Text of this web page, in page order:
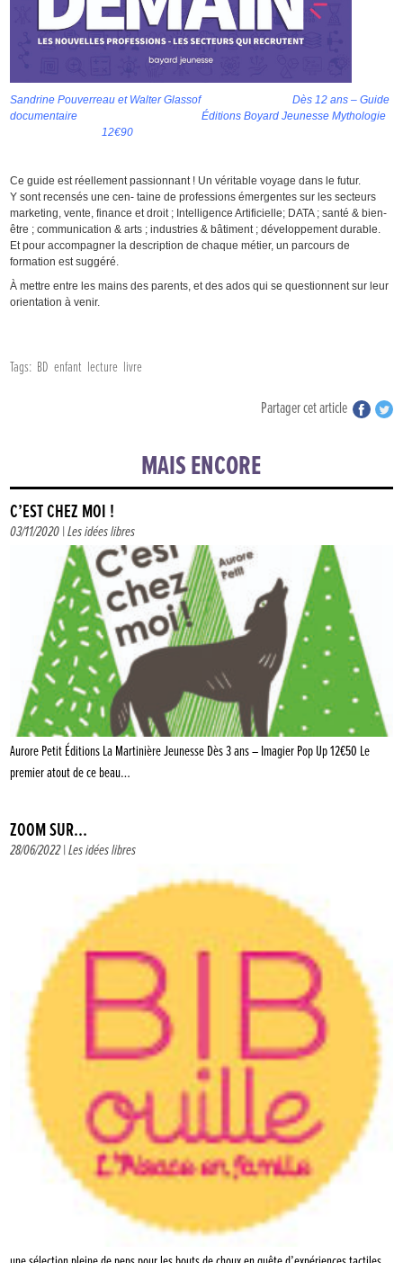
Sandrine Pouverreau et Walter Glassof Dès 12 ans – Guide
documentaire Éditions Boyard Jeunesse Mythologie
12€90
Ce guide est réellement passionnant ! Un véritable voyage dans le futur.
Y sont recensés une cen- taine de professions émergentes sur les secteurs
marketing, vente, finance et droit ; Intelligence Artificielle; DATA ; santé & bien-
être ; communication & arts ; industries & bâtiment ; développement durable.
Et pour accompagner la description de chaque métier, un parcours de
formation est suggéré.
À mettre entre les mains des parents, et des ados qui se questionnent sur leur
orientation à venir.
Tags: BD enfant lecture livre
Partager cet article
MAIS ENCORE
C’EST CHEZ MOI !
03/11/2020 |Les idées libres
Aurore Petit Éditions La Martinière Jeunesse Dès 3 ans – Imagier Pop Up 12€50 Le
premier atout de ce beau…
ZOOM SUR…
28/06/2022 |Les idées libres